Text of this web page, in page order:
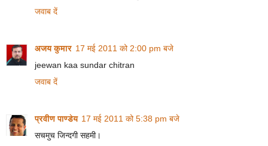
जवाब दें
अजय कुमार 17 मई 2011 को 2:00 pm बजे
jeewan kaa sundar chitran
जवाब दें
प्रवीण पाण्डेय 17 मई 2011 को 5:38 pm बजे
सचमुच जिन्दगी सहमी।